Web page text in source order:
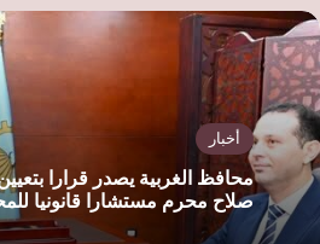
الوي
أخبار
محافظ الغربية يصدر قرارا
صلاح محرم مستشارا قانونيا